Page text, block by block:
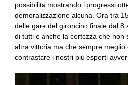
possibilità mostrando i progressi
demoralizzazione alcuna. Ora tra
delle gare del gironcino finale dal 8
di tutti e anche la certezza che non
altra vittoria ma che sempre meglio
contrastare i nostri più esperti